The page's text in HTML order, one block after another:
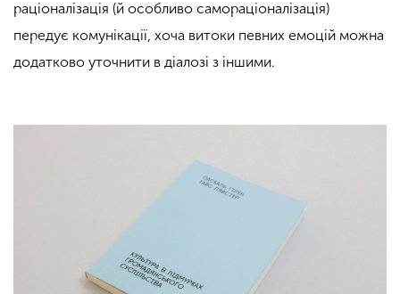
раціоналізація (й особливо самораціоналізація)
передує комунікації, хоча витоки певних емоцій можна
додатково уточнити в діалозі з іншими.